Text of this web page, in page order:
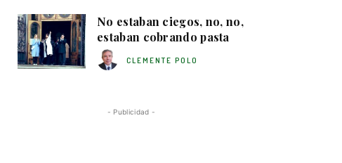
No estaban ciegos, no, no,
estaban cobrando pasta
CLEMENTE POLO
- Publicidad -